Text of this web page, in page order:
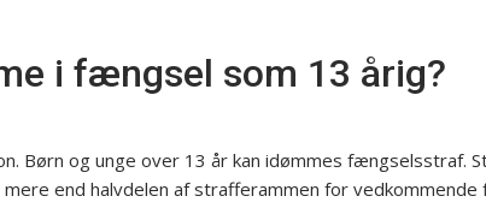
i fængsel som 13 årig?
Børn og unge over 13 år kan idømmes fængselsstraf.
mere end halvdelen af strafferammen for